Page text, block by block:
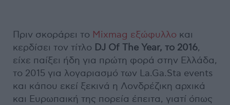
Πριν σκοράρει τo Mixmag εξώφυλλο και
κερδίσει τον τίτλο DJ Of The Year, το 2016,
είχε παίξει ήδη για πρώτη φορά στην Ελλάδα,
το 2015 για λογαριασμό των La.Ga.Sta events
και κάπου εκεί ξεκινά η Λονδρέζικη αρχικά
και Ευρωπαική της πορεία έπειτα, γιατί όπως